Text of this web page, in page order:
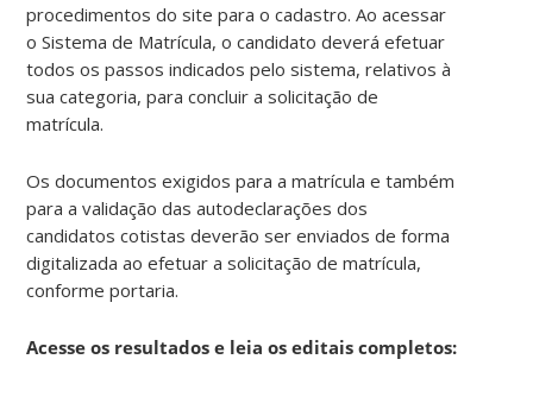
procedimentos do site para o cadastro. Ao acessar
o Sistema de Matrícula, o candidato deverá efetuar
todos os passos indicados pelo sistema, relativos à
sua categoria, para concluir a solicitação de
matrícula.
Os documentos exigidos para a matrícula e também
para a validação das autodeclarações dos
candidatos cotistas deverão ser enviados de forma
digitalizada ao efetuar a solicitação de matrícula,
conforme portaria.
Acesse os resultados e leia os editais completos: